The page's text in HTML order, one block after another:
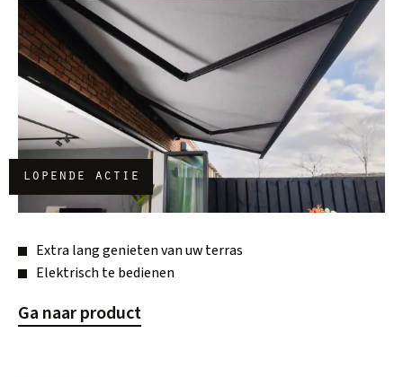
lopende actie
Extra lang genieten van uw terras
Elektrisch te bedienen
Ga naar product